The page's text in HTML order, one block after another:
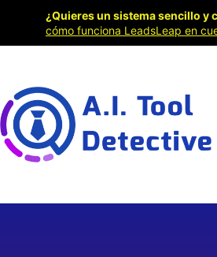
¿Quieres un sistema sencillo y
cómo funciona LeadsLeap en